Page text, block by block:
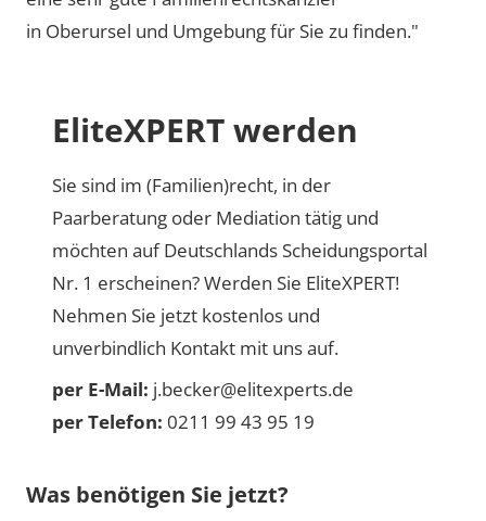
in Oberursel und Umgebung für Sie zu finden."
EliteXPERT werden
Sie sind im (Familien)recht, in der
Paarberatung oder Mediation tätig und
möchten auf Deutschlands Scheidungsportal
Nr. 1 erscheinen? Werden Sie EliteXPERT!
Nehmen Sie jetzt kostenlos und
unverbindlich Kontakt mit uns auf.
per E-Mail: j.becker@elitexperts.de
per Telefon: 0211 99 43 95 19
Was benötigen Sie jetzt?